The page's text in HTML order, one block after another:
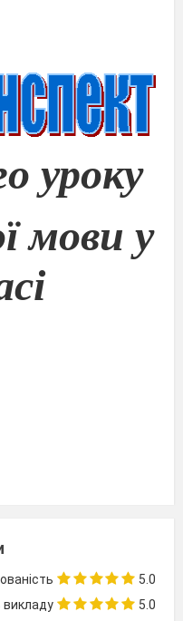
уроку
мови у
5.0
викладу
5.0